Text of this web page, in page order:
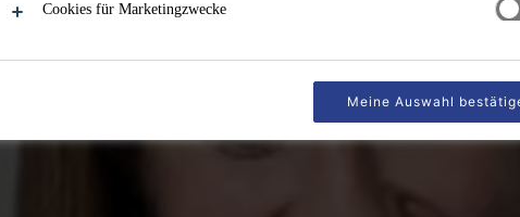
Cookies für Marketingzwecke
Meine Auswahl